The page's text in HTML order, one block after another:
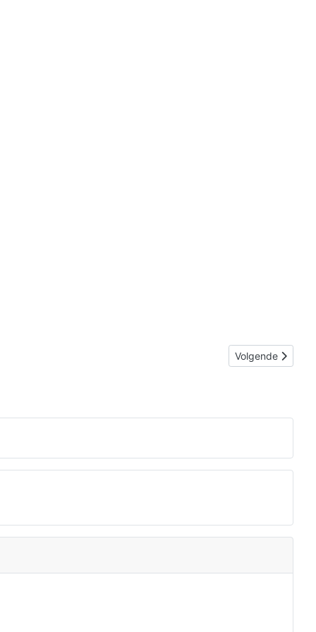
Volgende artikel:
Volgende